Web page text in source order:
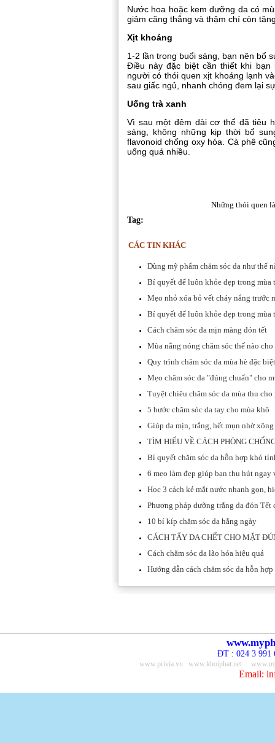
Nước hoa hoặc kem dưỡng da có
giảm căng thẳng và thậm chí còn
Xịt khoáng
1-2 lần trong buổi sáng, bạn nên bổ
Điều này đặc biệt cần thiết khi
người có thói quen xịt khoáng lạnh
sau giấc ngủ, nhanh chóng đem lại
Uống trà xanh
Vì sau một đêm dài cơ thể đã tiêu
sáng, không những kịp thời bổ
flavonoid chống oxy hóa. Cà phê
uống quá nhiều.
Những thói quen
Tag:
CÁC TIN KHÁC
Dùng mỹ phẩm chăm sóc da như thế
Bí quyết để luôn khỏe đẹp trong mùa
Mẹo nhỏ xóa bỏ vết cháy nắng trước
Bí quyết để luôn khỏe đẹp trong mùa
Cách chăm sóc da mịn màng đón tết
Mùa nắng nóng chăm sóc thế nào cho
Quy trình chăm sóc da mùa hè đặc
Mẹo chăm sóc da "đúng chuẩn" cho
Tuyệt chiêu chăm sóc da mùa thu
5 bước chăm sóc da tay cho mùa khô
Giúp da mịn, trắng, hết mụn nhờ
TÌM HIỂU VỀ CÁCH PHÒNG
Bí quyết chăm sóc da hỗn hợp khó
6 mẹo làm đẹp giúp bạn thu hút
Học 3 cách kẻ mắt nước nhanh gọn,
Phương pháp dưỡng trắng da đón Tết
10 bí kíp chăm sóc da hằng ngày
CÁCH TẨY DA CHẾT CHO MẶT
Cách chăm sóc da lão hóa hiệu quả
Hướng dẫn cách chăm sóc da hỗn
ĐT : 024 3 991
www.privia.vn www.khoiphat.net
Email: